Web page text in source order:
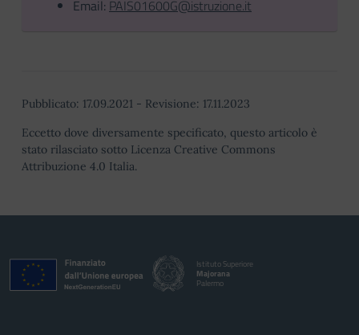
Email: PAIS01600G@istruzione.it
Pubblicato: 17.09.2021 - Revisione: 17.11.2023
Eccetto dove diversamente specificato, questo articolo è
stato rilasciato sotto Licenza Creative Commons
Attribuzione 4.0 Italia.
Istituto Superiore
Majorana
Palermo